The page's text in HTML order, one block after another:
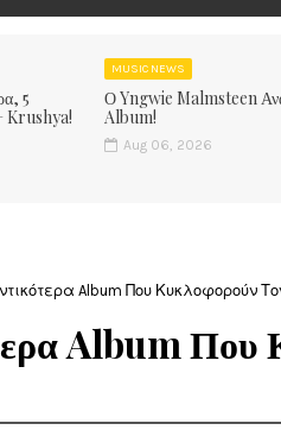
5
Krushya!
MUSIC NEWS
Ο Yngwie Malmsteen
Album!
Aug 06, 2026
Album Που Κυκλοφορούν
Album Που